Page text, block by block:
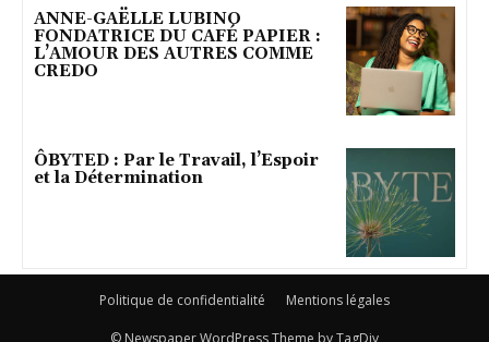
ANNE-GAËLLE LUBINO
FONDATRICE DU CAFÉ PAPIER :
L’AMOUR DES AUTRES COMME
CREDO
ÔBYTED : Par le Travail, l’Espoir
et la Détermination
Politique de confidentialité Mentions légales